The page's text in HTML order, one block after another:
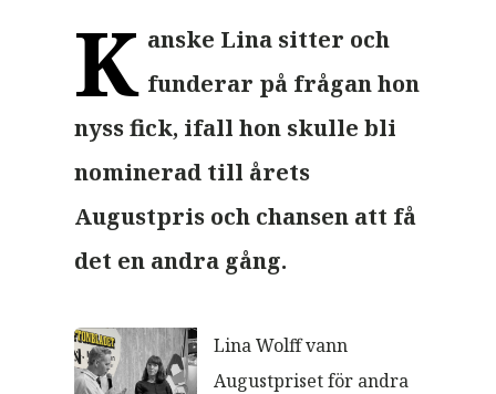
K anske Lina sitter och
funderar på frågan hon
nyss fick, ifall hon skulle bli
nominerad till årets
Augustpris och chansen att få
det en andra gång.
Lina Wolff vann
Augustpriset för andra